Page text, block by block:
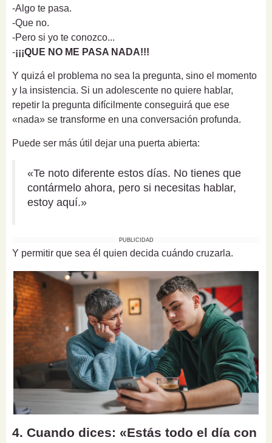
-Algo te pasa.
-Que no.
-Pero si yo te conozco...
-¡¡¡QUE NO ME PASA NADA!!!
Y quizá el problema no sea la pregunta, sino el momento
y la insistencia. Si un adolescente no quiere hablar,
repetir la pregunta difícilmente conseguirá que ese
«nada» se transforme en una conversación profunda.
Puede ser más útil dejar una puerta abierta:
«Te noto diferente estos días. No tienes que
contármelo ahora, pero si necesitas hablar,
estoy aquí.»
PUBLICIDAD
Y permitir que sea él quien decida cuándo cruzarla.
4. Cuando dices: «Estás todo el día con